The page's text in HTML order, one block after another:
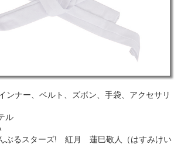
ンナー、ベルト、ズボン、手袋、アクセサリ
ル
ぶるスターズ! 紅月 蓮巳敬人（はすみけい